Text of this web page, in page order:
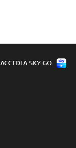
ACCEDI A SKY GO